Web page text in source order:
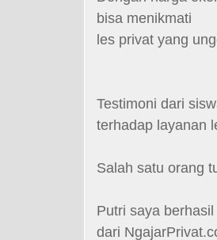
bisa menikmati
les privat yang
Testimoni dari
terhadap layanan
Salah satu orang
Putri saya
dari